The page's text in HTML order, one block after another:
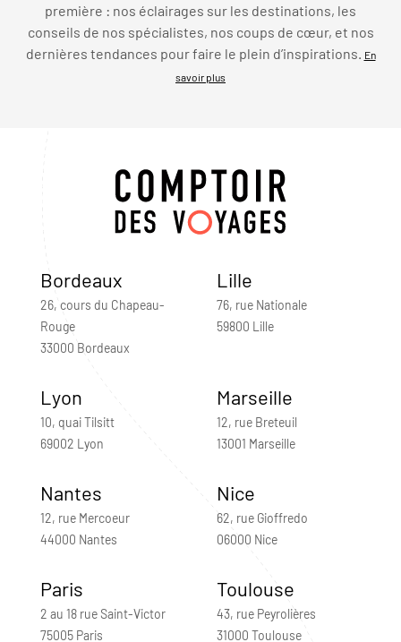
première : nos éclairages sur les destinations, les
conseils de nos spécialistes, nos coups de cœur, et nos
dernières tendances pour faire le plein d’inspirations.
En
savoir plus
Bordeaux
26, cours du Chapeau-
Rouge
33000 Bordeaux
Lille
76, rue Nationale
59800 Lille
Lyon
10, quai Tilsitt
69002 Lyon
Marseille
12, rue Breteuil
13001 Marseille
Nantes
12, rue Mercoeur
44000 Nantes
Nice
62, rue Gioffredo
06000 Nice
Paris
2 au 18 rue Saint-Victor
75005 Paris
Toulouse
43, rue Peyrolières
31000 Toulouse